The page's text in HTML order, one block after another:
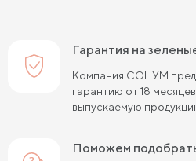
Гарантия на
Компания СОНУМ
гарантию от 18
выпускаемую
Поможем